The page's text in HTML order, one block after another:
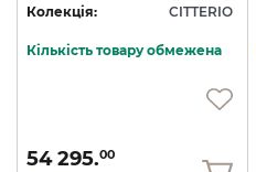
Колекція: CITTERIO
Кількість товару обмежена
54 295.00